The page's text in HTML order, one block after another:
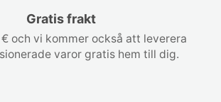
Gratis frakt
och vi kommer också att leverera
varor gratis hem till dig.